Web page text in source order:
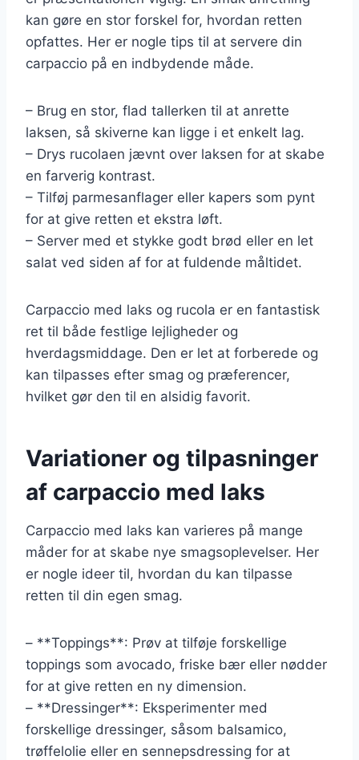
kan gøre en stor forskel for, hvordan retten
opfattes. Her er nogle tips til at servere din
carpaccio på en indbydende måde.
– Brug en stor, flad tallerken til at anrette
laksen, så skiverne kan ligge i et enkelt lag.
– Drys rucolaen jævnt over laksen for at skabe
en farverig kontrast.
– Tilføj parmesanflager eller kapers som pynt
for at give retten et ekstra løft.
– Server med et stykke godt brød eller en let
salat ved siden af for at fuldende måltidet.
Carpaccio med laks og rucola er en fantastisk
ret til både festlige lejligheder og
hverdagsmiddage. Den er let at forberede og
kan tilpasses efter smag og præferencer,
hvilket gør den til en alsidig favorit.
Variationer og tilpasninger
af carpaccio med laks
Carpaccio med laks kan varieres på mange
måder for at skabe nye smagsoplevelser. Her
er nogle ideer til, hvordan du kan tilpasse
retten til din egen smag.
– **Toppings**: Prøv at tilføje forskellige
toppings som avocado, friske bær eller nødder
for at give retten en ny dimension.
– **Dressinger**: Eksperimenter med
forskellige dressinger, såsom balsamico,
trøffelolie eller en sennepsdressing for at